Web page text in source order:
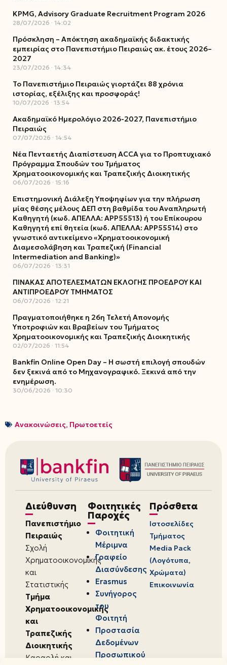
KPMG, Advisory Graduate Recruitment Program 2026
28/07/2026 14:02
Πρόσκληση – Απόκτηση ακαδημαϊκής διδακτικής
εμπειρίας στο Πανεπιστήμιο Πειραιώς ακ. έτους 2026–
2027
23/07/2026 14:34
Το Πανεπιστήμιο Πειραιώς γιορτάζει 88 χρόνια
ιστορίας, εξέλιξης και προσφοράς!
10/07/2026 13:54
Ακαδημαϊκό Ημερολόγιο 2026-2027, Πανεπιστήμιο
Πειραιώς
07/07/2026 14:54
Νέα Πενταετής Διαπίστευση ACCA για το Προπτυχιακό
Πρόγραμμα Σπουδών του Τμήματος
Χρηματοοικονομικής και Τραπεζικής Διοικητικής
06/07/2026 15:16
Επιστημονική Διάλεξη Υποψηφίων για την πλήρωση
μίας θέσης μέλους ΔΕΠ στη βαθμίδα του Αναπληρωτή
Καθηγητή (κωδ. ΑΠΕΛΛΑ: ΑΡΡ55513) ή του Επίκουρου
Καθηγητή επί θητεία (κωδ. ΑΠΕΛΛΑ: ΑΡΡ55514) στο
γνωστικό αντικείμενο «Χρηματοοικονομική
Διαμεσολάβηση και Τραπεζική (Financial
Intermediation and Banking)»
06/07/2026 13:31
ΠΙΝΑΚΑΣ ΑΠΟΤΕΛΕΣΜΑΤΩΝ ΕΚΛΟΓΗΣ ΠΡΟΕΔΡΟΥ ΚΑΙ
ΑΝΤΙΠΡΟΕΔΡΟΥ ΤΜΗΜΑΤΟΣ
06/07/2026 12:21
Πραγματοποιήθηκε η 26η Τελετή Απονομής
Υποτροφιών και Βραβείων του Τμήματος
Χρηματοοικονομικής και Τραπεζικής Διοικητικής
02/07/2026 11:54
Bankfin Online Open Day – Η σωστή επιλογή σπουδών
δεν ξεκινά από το Μηχανογραφικό. Ξεκινά από την
ενημέρωση.
30/06/2026 10:30
Ανακοινώσεις, Πρωτοετείς
Διεύθυνση
Πανεπιστήμιο
Πειραιώς
Σχολή
Χρηματοοικονομικής
και
Στατιστικής
Τμήμα
Χρηματοοικονομικής
και
Τραπεζικής
Διοικητικής
Καραολή και
Φοιτητικές
Παροχές
Φοιτητική
Μέριμνα
Γραφείο
Διασύνδεσης
Erasmus
Συνήγορος
του
Φοιτητή
Προστασία
Δεδομένων
Προσωπικού
Πρόσθετα
Ιστοσελίδες
Τμήματος
Media Pack
(Λογότυπα,
Χρώματα)
Επικοινωνία